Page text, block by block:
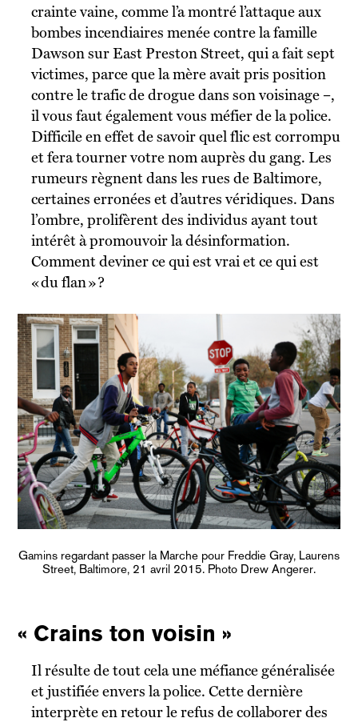
crainte vaine, comme l’a montré l’attaque aux
bombes incendiaires menée contre la famille
Dawson sur East Preston Street, qui a fait sept
victimes, parce que la mère avait pris position
contre le trafic de drogue dans son voisinage –,
il vous faut également vous méfier de la police.
Difficile en effet de savoir quel flic est corrompu
et fera tourner votre nom auprès du gang. Les
rumeurs règnent dans les rues de Baltimore,
certaines erronées et d’autres véridiques. Dans
l’ombre, prolifèrent des individus ayant tout
intérêt à promouvoir la désinformation.
Comment deviner ce qui est vrai et ce qui est
« du flan » ?
Gamins regardant passer la Marche pour Freddie Gray, Laurens
Street, Baltimore, 21 avril 2015. Photo Drew Angerer.
« Crains ton voisin »
Il résulte de tout cela une méfiance généralisée
et justifiée envers la police. Cette dernière
interprète en retour le refus de collaborer des